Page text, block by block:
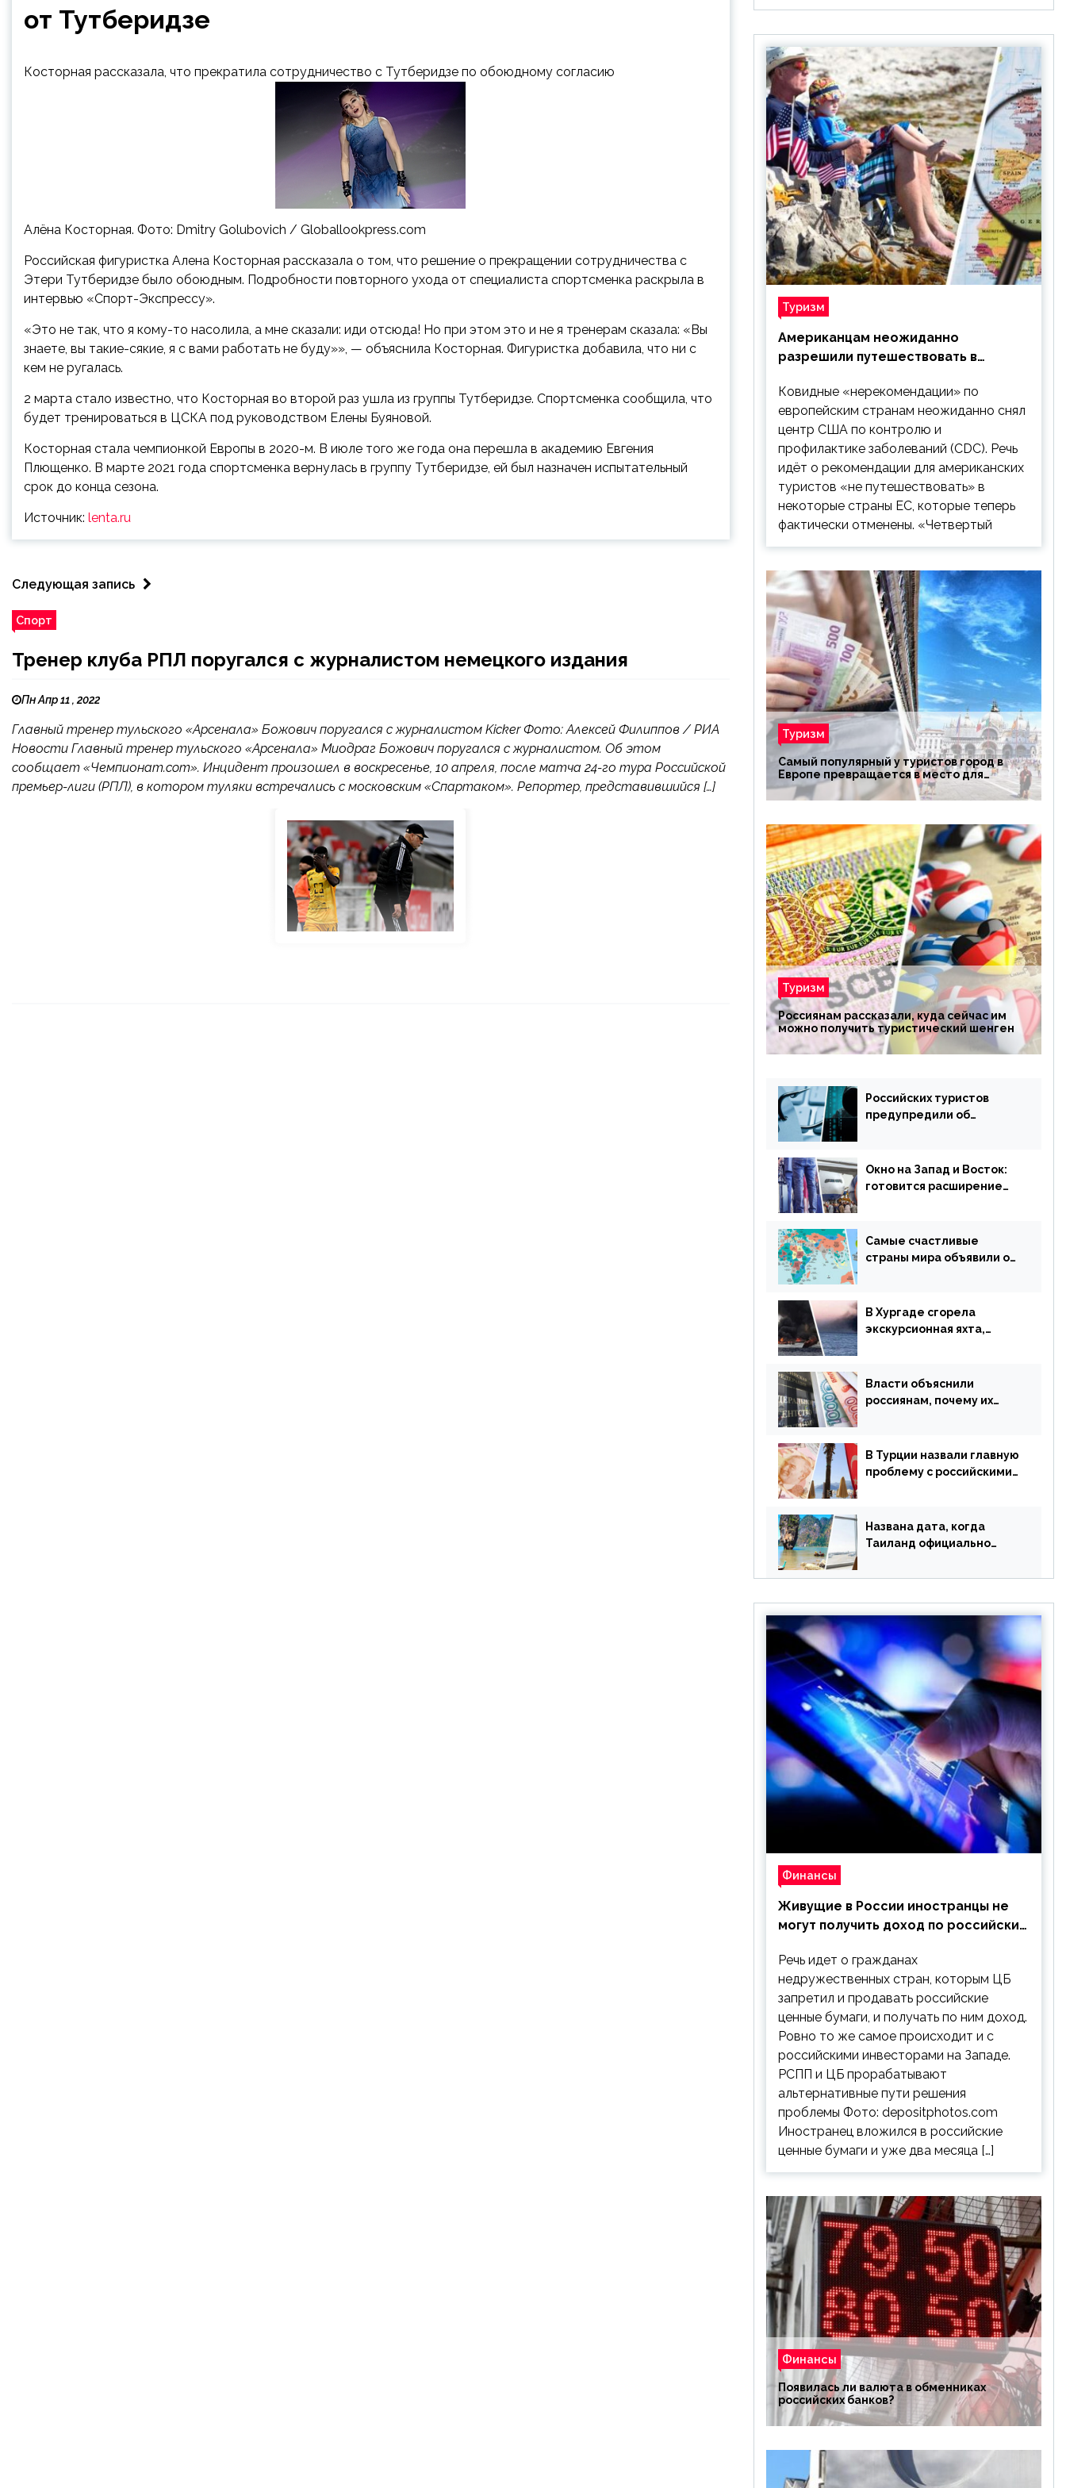
от Тутберидзе
Косторная рассказала, что прекратила сотрудничество с Тутберидзе по обоюдному согласию
Алёна Косторная. Фото: Dmitry Golubovich / Globallookpress.com
Российская фигуристка Алена Косторная рассказала о том, что решение о прекращении сотрудничества с
Этери Тутберидзе было обоюдным. Подробности повторного ухода от специалиста спортсменка раскрыла в
интервью «Спорт-Экспрессу».
«Это не так, что я кому-то насолила, а мне сказали: иди отсюда! Но при этом это и не я тренерам сказала: «Вы
знаете, вы такие-сякие, я с вами работать не буду»», — объяснила Косторная. Фигуристка добавила, что ни с
кем не ругалась.
2 марта стало известно, что Косторная во второй раз ушла из группы Тутберидзе. Спортсменка сообщила, что
будет тренироваться в ЦСКА под руководством Елены Буяновой.
Косторная стала чемпионкой Европы в 2020-м. В июле того же года она перешла в академию Евгения
Плющенко. В марте 2021 года спортсменка вернулась в группу Тутберидзе, ей был назначен испытательный
срок до конца сезона.
Источник: lenta.ru
Следующая запись
Спорт
Тренер клуба РПЛ поругался с журналистом немецкого издания
Пн Апр 11 , 2022
Главный тренер тульского «Арсенала» Божович поругался с журналистом Kicker Фото: Алексей Филиппов / РИА
Новости Главный тренер тульского «Арсенала» Миодраг Божович поругался с журналистом. Об этом
сообщает «Чемпионат.com». Инцидент произошел в воскресенье, 10 апреля, после матча 24-го тура Российской
премьер-лиги (РПЛ), в котором туляки встречались с московским «Спартаком». Репортер, представившийся […]
Туризм
Американцам неожиданно
разрешили путешествовать в
Ковидные «нерекомендации» по
европейским странам неожиданно снял
центр США по контролю и
профилактике заболеваний (CDC). Речь
идёт о рекомендации для американских
туристов «не путешествовать» в
некоторые страны ЕС, которые теперь
фактически отменены. «Четвертый
Туризм
Самый популярный у туристов город в
Европе превращается в место для
избранных
Туризм
Россиянам рассказали, куда сейчас им
можно получить туристический шенген
Российских туристов
предупредили об
мошенничества
Окно на Запад и Восток:
готовится расширение
страну
Самые счастливые
страны мира объявили об
В Хургаде сгорела
экскурсионная яхта,
Власти объяснили
россиянам, почему их
В Турции назвали главную
проблему с российскими
Названа дата, когда
Таиланд официально
ограничения
Финансы
Живущие в России иностранцы не
могут получить доход по российским
Речь идет о гражданах
недружественных стран, которым ЦБ
запретил и продавать российские
ценные бумаги, и получать по ним доход.
Ровно то же самое происходит и с
российскими инвесторами на Западе.
РСПП и ЦБ прорабатывают
альтернативные пути решения
проблемы Фото: depositphotos.com
Иностранец вложился в российские
ценные бумаги и уже два месяца […]
Финансы
Появилась ли валюта в обменниках
российских банков?